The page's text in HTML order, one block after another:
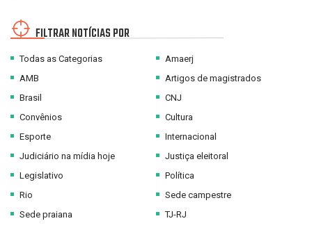
FILTRAR NOTÍCIAS POR
Todas as Categorias
AMB
Brasil
Convênios
Esporte
Judiciário na mídia hoje
Legislativo
Rio
Sede praiana
Amaerj
Artigos de magistrados
CNJ
Cultura
Internacional
Justiça eleitoral
Política
Sede campestre
TJ-RJ